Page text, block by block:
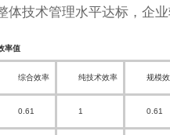
体技术管理水平达标，企
率值
综合效率 纯技术效率 规模
0.61 1 0.61